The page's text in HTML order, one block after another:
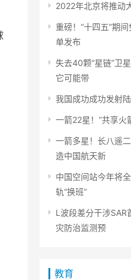
2022年北京将推动
重磅！“十四五”期
单发布
失去40颗“星链”卫
它可能带
我国成功成功发射
一箭22星！“共享火
一箭多星！长八遥
造中国航天新
中国空间站今年将
轨“换班”
L波段差分干涉SAR
灾防治监测预
教育